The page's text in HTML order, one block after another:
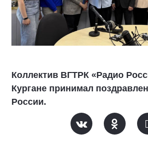
Коллектив ВГТРК «Радио
Кургане принимал
России.